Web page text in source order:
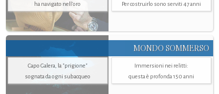
ha navigato nell’oro
Per costruirlo sono serviti 47 anni
MONDO SOMMERSO
Capo Galera, la "prigione"
sognata da ogni subacqueo
Immersioni nei relitti:
questa è profonda 150 anni